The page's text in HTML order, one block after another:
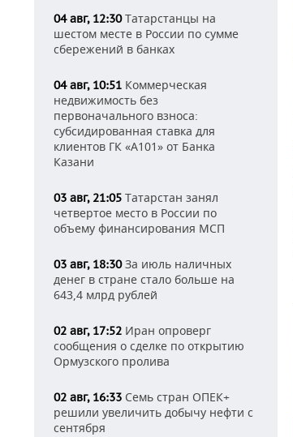
04 авг, 12:30Татарстанцы на
шестом месте в России по сумме
сбережений в банках
04 авг, 10:51 Коммерческая
недвижимость без
первоначального взноса:
субсидированная ставка для
клиентов ГК «А101» от Банка
Казани
03 авг, 21:05 Татарстан занял
четвертое место в России по
объему финансирования МСП
03 авг, 18:30За июль наличных
денег в стране стало больше на
643,4 млрд рублей
02 авг, 17:52 Иран опроверг
сообщения о сделке по открытию
Ормузского пролива
02 авг, 16:33 Семь стран ОПЕК+
решили увеличить добычу нефти с
сентября